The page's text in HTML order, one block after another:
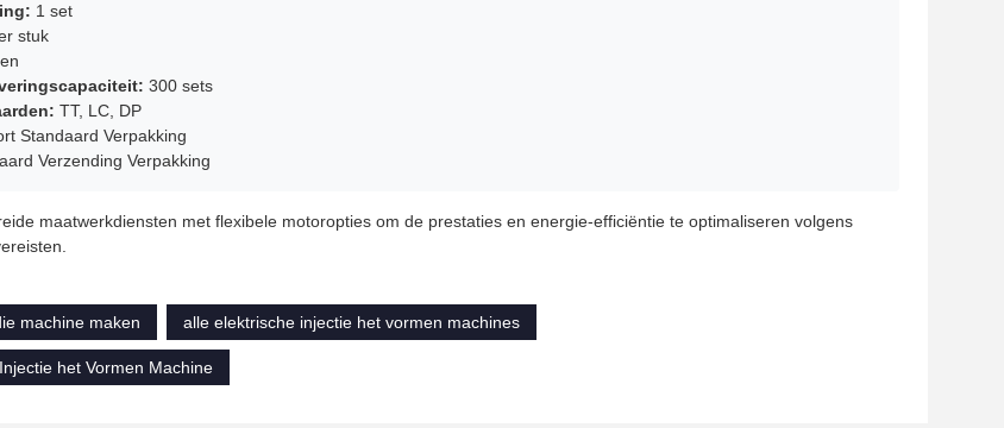
1 set
stuk
300 sets
TT, LC, DP
Standaard Verpakking
Verzending Verpakking
maatwerkdiensten met flexibele motoropties om de prestaties en energie-efficiëntie te optimaliseren volgens
machine maken
alle elektrische injectie het vormen machines
het Vormen Machine